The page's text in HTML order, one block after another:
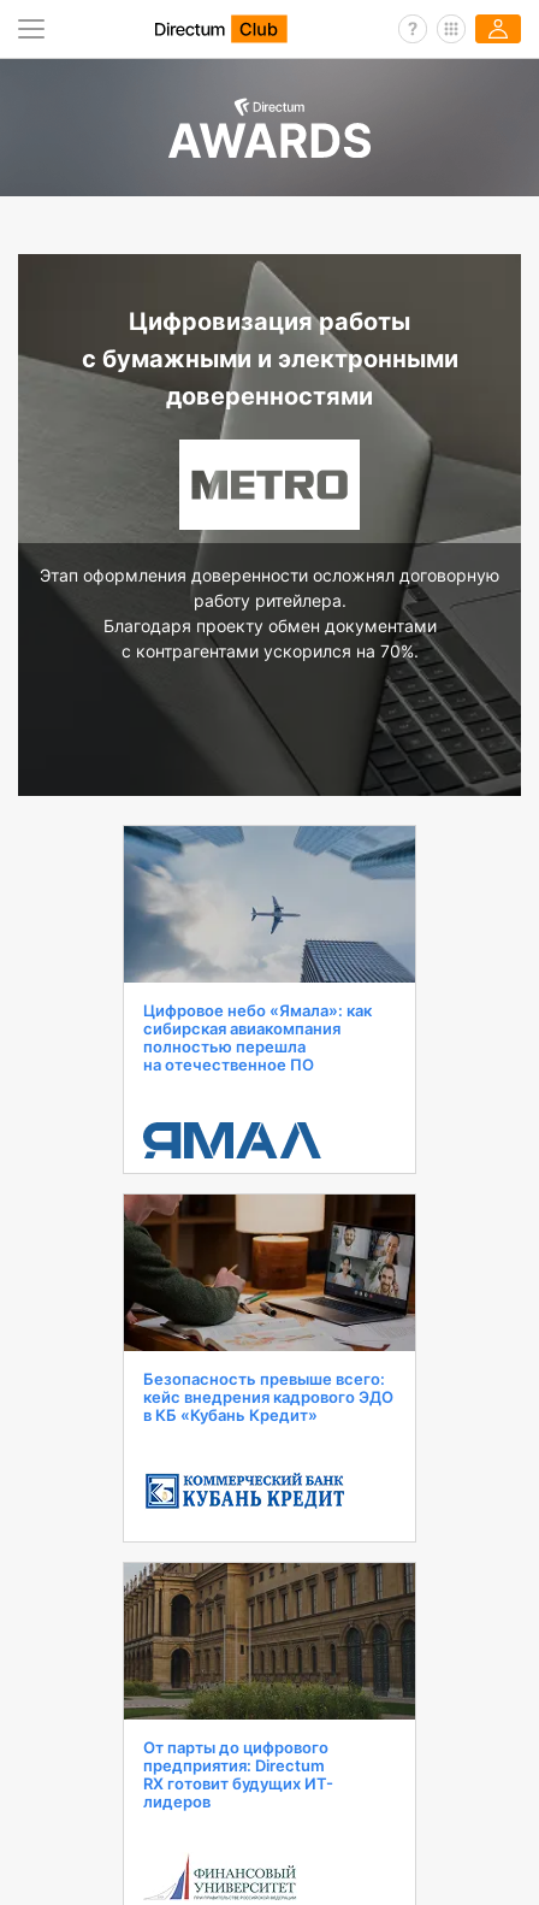
Цифровизация работы
с бумажными и электронными
доверенностями
Этап оформления доверенности осложнял договорную
работу ритейлера.
Благодаря проекту обмен документами
с контрагентами ускорился на 70%.
Цифровое небо «Ямала»: как
сибирская авиакомпания
полностью перешла
на отечественное ПО
Безопасность превыше всего:
кейс внедрения кадрового ЭДО
в КБ «Кубань Кредит»
От парты до цифрового
предприятия: Directum
RX готовит будущих ИТ-
лидеров